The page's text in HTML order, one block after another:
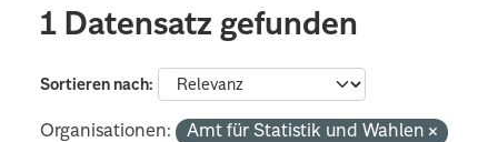
1 Datensatz gefunden
Sortieren nach
Organisationen:
Amt für Statistik und Wahlen